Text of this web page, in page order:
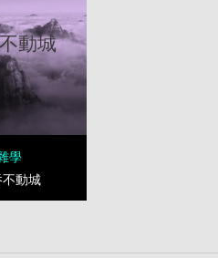
動城
學
不動城